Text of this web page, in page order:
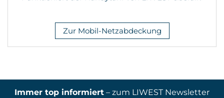
Zur Mobil-Netzabdeckung
Immer top informiert – zum LIWEST Newsletter